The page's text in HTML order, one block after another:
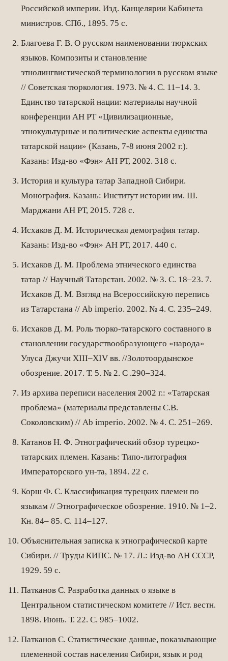
Российской империи. Изд. Канцелярии Кабинета
министров. СПб., 1895. 75 с.
Благоева Г. В. О русском наименовании тюркских
языков. Композиты и становление
этнолингвистической терминологии в русском языке
// Советская тюркология. 1973. № 4. С. 11–14. 3.
Единство татарской нации: материалы научной
конференции АН РТ «Цивилизационные,
этнокультурные и политические аспекты единства
татарской нации» (Казань, 7-8 июня 2002 г.).
Казань: Изд-во «Фэн» АН РТ, 2002. 318 с.
История и культура татар Западной Сибири.
Монография. Казань: Институт истории им. Ш.
Марджани АН РТ, 2015. 728 с.
Исхаков Д. М. Историческая демография татар.
Казань: Изд-во «Фэн» АН РТ, 2017. 440 с.
Исхаков Д. М. Проблема этнического единства
татар // Научный Татарстан. 2002. № 3. С. 18–23. 7.
Исхаков Д. М. Взгляд на Всероссийскую перепись
из Татарстана // Ab imperio. 2002. № 4. С. 235–249.
Исхаков Д. М. Роль тюрко-татарского составного в
становлении государствообразующего «народа»
Улуса Джучи XIII–XIV вв. //Золотоордынское
обозрение. 2017. Т. 5. № 2. С .290–324.
Из архива переписи населения 2002 г.: «Татарская
проблема» (материалы представлены С.В.
Соколовским) // Ab imperio. 2002. № 4. С. 251–269.
Катанов Н. Ф. Этнографический обзор турецко-
татарских племен. Казань: Типо-литография
Императорского ун-та, 1894. 22 с.
Корш Ф. С. Классификация турецких племен по
языкам // Этнографическое обозрение. 1910. № 1–2.
Кн. 84– 85. С. 114–127.
Объяснительная записка к этнографической карте
Сибири. // Труды КИПС. № 17. Л.: Изд-во АН СССР,
1929. 59 с.
Патканов С. Разработка данных о языке в
Центральном статистическом комитете // Ист. вестн.
1898. Июнь. Т. 22. С. 985–1002.
Патканов С. Статистические данные, показывающие
племенной состав населения Сибири, язык и род